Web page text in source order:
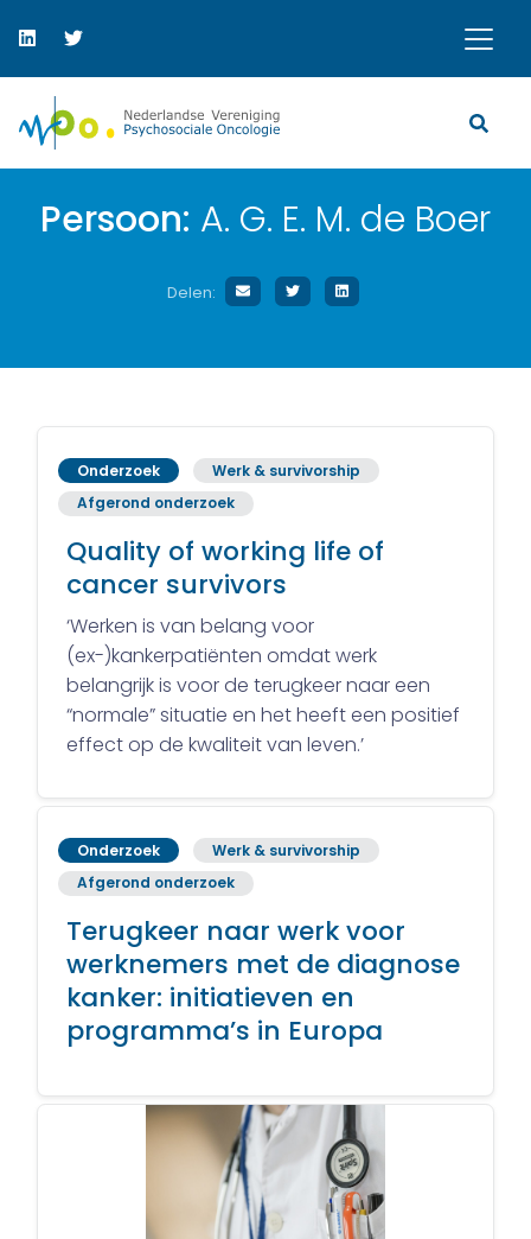
Persoon: A. G. E. M. de Boer
Delen:
Onderzoek
Werk & survivorship
Afgerond onderzoek
Quality of working life of
cancer survivors
‘Werken is van belang voor
(ex-)kankerpatiënten omdat werk
belangrijk is voor de terugkeer naar een
“normale” situatie en het heeft een positief
effect op de kwaliteit van leven.’
Onderzoek
Werk & survivorship
Afgerond onderzoek
Terugkeer naar werk voor
werknemers met de diagnose
kanker: initiatieven en
programma’s in Europa